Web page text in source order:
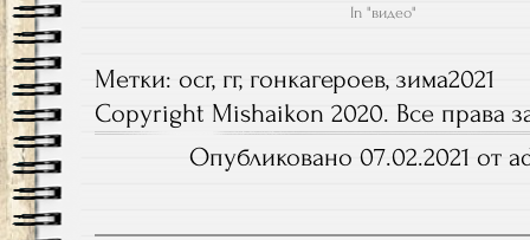
In "видео"
Метки: ocr, гг, гонкагероев, зима2021
Copyright Mishaikon 2020. Все права
Опубликовано 07.02.2021 от